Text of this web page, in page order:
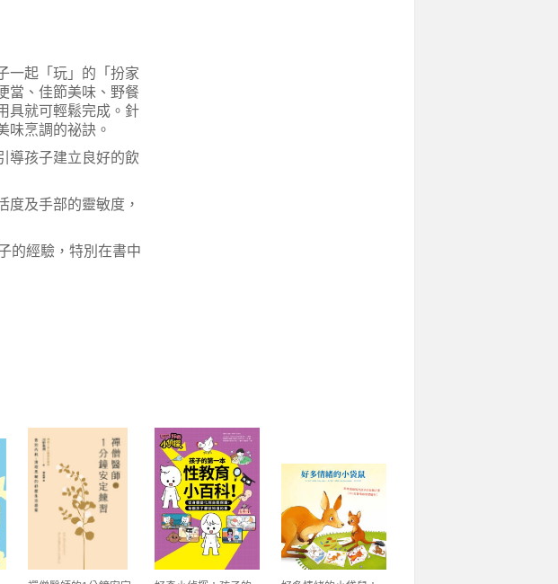
一起「玩」的「扮家
當、佳節美味、野餐
具就可輕鬆完成。針
味烹調的祕訣。
導孩子建立良好的飲
及手部的靈敏度，
的經驗，特別在書中